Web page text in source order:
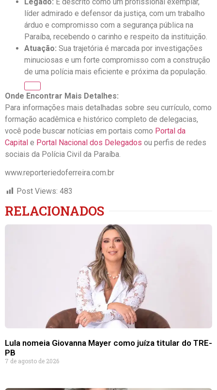
líder admirado e defensor da justiça, com um trabalho
árduo e compromisso com a segurança pública na
Paraíba, recebendo o carinho e respeito da instituição.
Atuação: Sua trajetória é marcada por investigações
minuciosas e um forte compromisso com a construção
de uma polícia mais eficiente e próxima da população.
Onde Encontrar Mais Detalhes:
Para informações mais detalhadas sobre seu currículo, como
formação acadêmica e histórico completo de delegacias,
você pode buscar notícias em portais como Portal da
Capital e Portal Nacional dos Delegados ou perfis de redes
sociais da Polícia Civil da Paraíba.
www.reporteriedoferreira.com.br
Post Views: 483
RELACIONADOS
Lula nomeia Giovanna Mayer como juíza titular do TRE-
PB
7 de agosto de 2026